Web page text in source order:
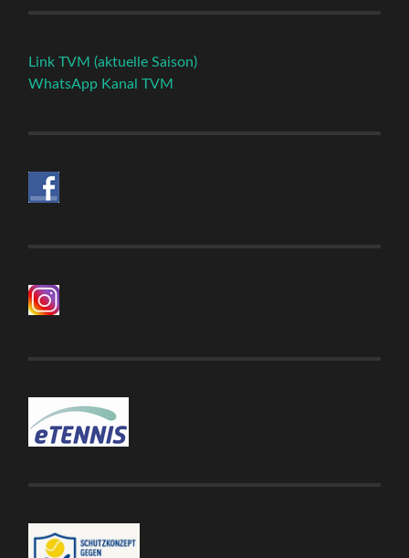
Link TVM (aktuelle Saison)
WhatsApp Kanal TVM